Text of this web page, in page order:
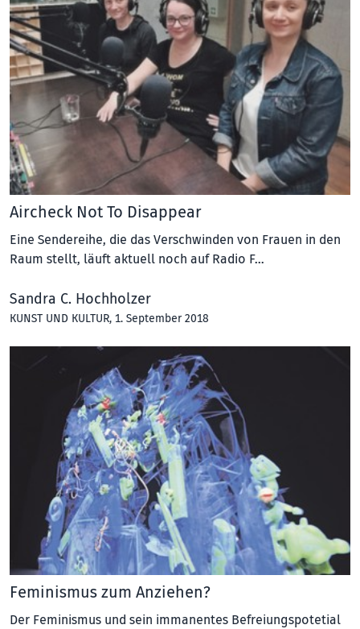
Aircheck Not To Disappear
Eine Sendereihe, die das Verschwinden von Frauen in den
Raum stellt, läuft aktuell noch auf Radio F…
Sandra C. Hochholzer
KUNST UND KULTUR, 1. September 2018
Feminismus zum Anziehen?
Der Feminismus und sein immanentes Befreiungspotetial